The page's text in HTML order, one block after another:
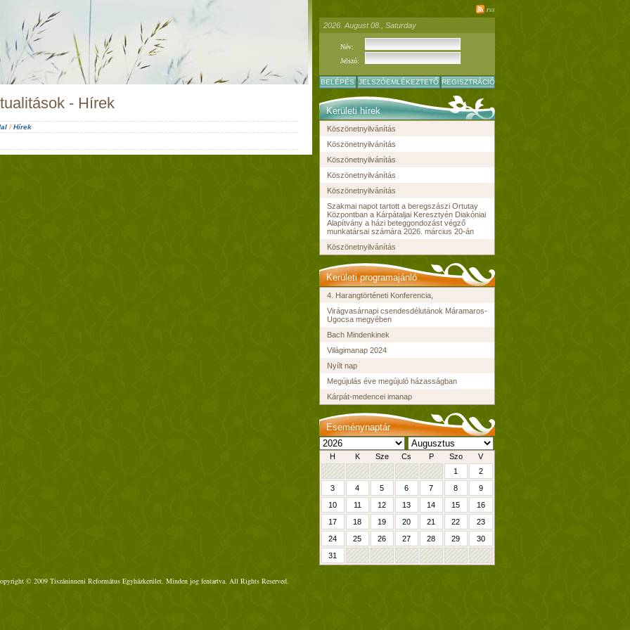
- Hírek
/Hírek
rss
2026. August 08., Saturday
Név:
Jelszó:
BELÉPÉS JELSZÓEMLÉKEZTETŐ REGISZTRÁCIÓ
Kerületi hírek
Köszönetnyilvánítás
Köszönetnyilvánítás
Köszönetnyilvánítás
Köszönetnyilvánítás
Köszönetnyilvánítás
Szakmai napot tartott a beregszászi Ortutay
Központban a Kárpátaljai Keresztyén Diakóniai
Alapítvány a házi beteggondozást végző
munkatársai számára 2026. március 20-án
Köszönetnyilvánítás
Kerületi programajánló
4. Harangtörténeti Konferencia,
Virágvasárnapi csendesdélutánok Máramaros-
Ugocsa megyében
Bach Mindenkinek
Világimanap 2024
Nyílt nap
Megújulás éve megújuló házasságban
Kárpát-medencei imanap
Eseménynaptár
H K Sze Cs P Szo
V
1
2
3
4 5 6 7 8
9
10
11 12 13 14 15
16
17
18 19 20 21 22
23
24
25 26 27 28 29
30
31
© 2009 Tiszáninneni Református Egyházkerület. Minden jog fentartva. All Rights Reserved.